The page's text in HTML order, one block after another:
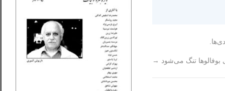
بوفالو‌ها تنگ می‌شود →